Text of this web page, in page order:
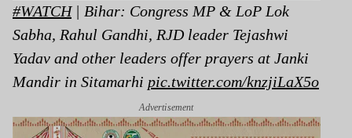
#WATCH| Bihar: Congress MP & LoP Lok
Sabha, Rahul Gandhi, RJD leader Tejashwi
Yadav and other leaders offer prayers at Janki
Mandir in Sitamarhi pic.twitter.com/knzjiLaX5o
Advertisement